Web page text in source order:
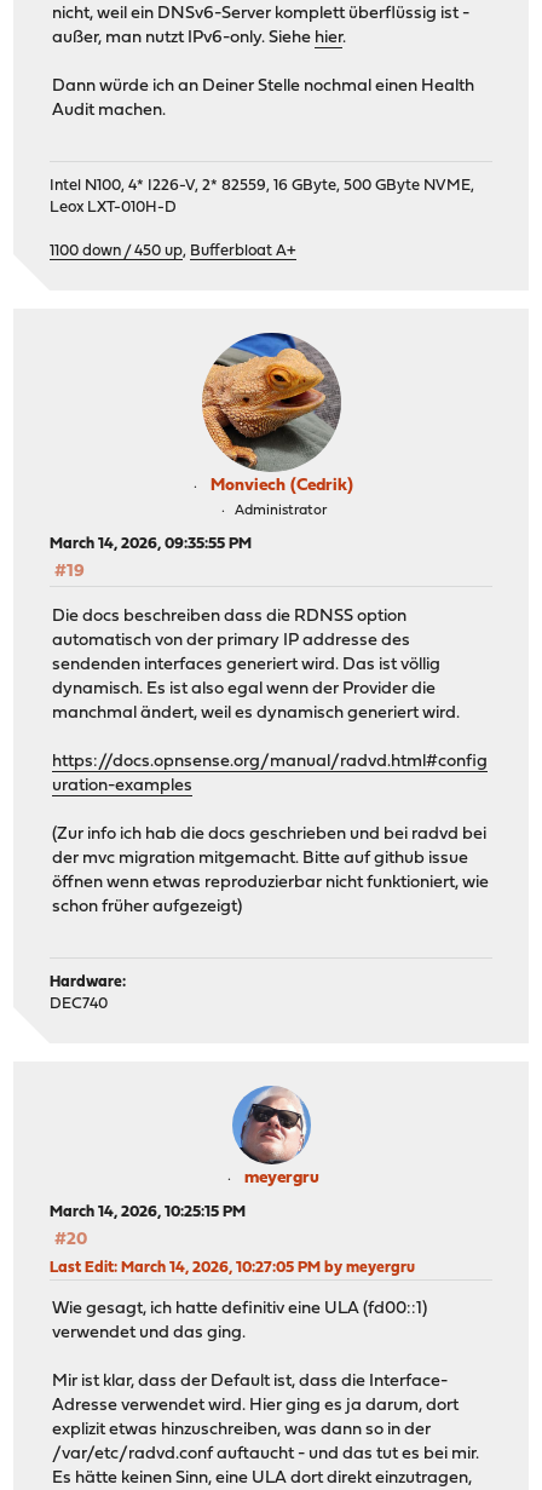
nicht, weil ein DNSv6-Server komplett überflüssig ist -
außer, man nutzt IPv6-only. Siehe hier.
Dann würde ich an Deiner Stelle nochmal einen Health
Audit machen.
Intel N100, 4* I226-V, 2* 82559, 16 GByte, 500 GByte NVME,
Leox LXT-010H-D
1100 down / 450 up, Bufferbloat A+
Monviech (Cedrik)
Administrator
March 14, 2026, 09:35:55 PM
#19
Die docs beschreiben dass die RDNSS option
automatisch von der primary IP addresse des
sendenden interfaces generiert wird. Das ist völlig
dynamisch. Es ist also egal wenn der Provider die
manchmal ändert, weil es dynamisch generiert wird.
https://docs.opnsense.org/manual/radvd.html#config
uration-examples
(Zur info ich hab die docs geschrieben und bei radvd bei
der mvc migration mitgemacht. Bitte auf github issue
öffnen wenn etwas reproduzierbar nicht funktioniert, wie
schon früher aufgezeigt)
Hardware:
DEC740
meyergru
March 14, 2026, 10:25:15 PM
#20
Last Edit: March 14, 2026, 10:27:05 PM by meyergru
Wie gesagt, ich hatte definitiv eine ULA (fd00::1)
verwendet und das ging.
Mir ist klar, dass der Default ist, dass die Interface-
Adresse verwendet wird. Hier ging es ja darum, dort
explizit etwas hinzuschreiben, was dann so in der
/var/etc/radvd.conf auftaucht - und das tut es bei mir.
Es hätte keinen Sinn, eine ULA dort direkt einzutragen,